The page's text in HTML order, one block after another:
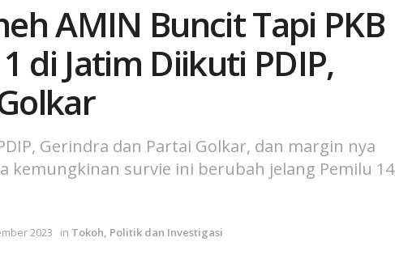
AMIN Buncit Tapi PKB
di Jatim Diikuti PDIP,
Gerindra dan Partai Golkar, dan margin nya
kemungkinan survie ini berubah jelang Pemilu 14
2023 in Tokoh, Politik dan Investigasi